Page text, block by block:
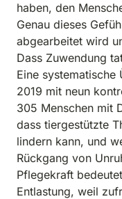
haben, den
Genau dieses
abgearbeitet wird
Dass Zuwendung
Eine
2019 mit neun
305 Menschen mit
dass tiergestützte
lindern kann, und
Rückgang von
Pflegekraft
Entlastung, weil